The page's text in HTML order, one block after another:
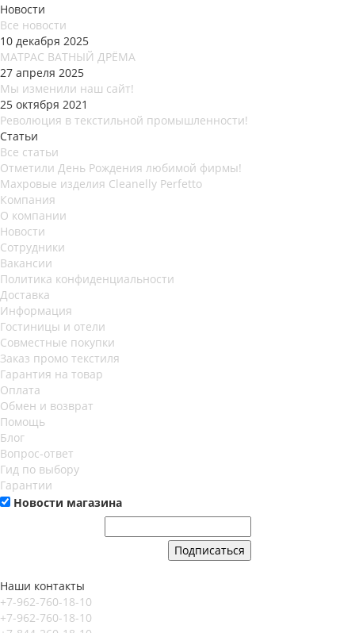
Новости
Все новости
10 декабря 2025
МАТРАС ВАТНЫЙ ДРЁМА
27 апреля 2025
Мы изменили наш сайт!
25 октября 2021
Революция в текстильной промышленности!
Статьи
Все статьи
Отметили День Рождения любимой фирмы!
Махровые изделия Cleanelly Perfetto
Компания
О компании
Новости
Сотрудники
Вакансии
Политика конфиденциальности
Доставка
Информация
Гостиницы и отели
Совместные покупки
Заказ промо текстиля
Гарантия на товар
Оплата
Обмен и возврат
Помощь
Блог
Вопрос-ответ
Гид по выбору
Гарантии
Новости магазина
Наши контакты
+7-962-760-18-10
+7-962-760-18-10